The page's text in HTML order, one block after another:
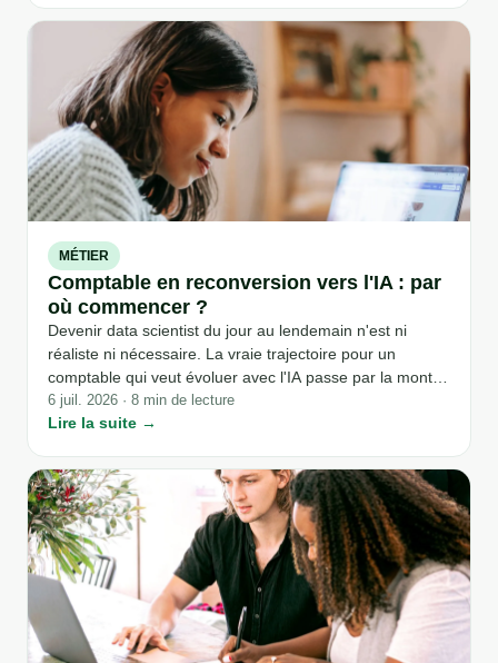
MÉTIER
Comptable en reconversion vers l'IA : par
où commencer ?
Devenir data scientist du jour au lendemain n'est ni
réaliste ni nécessaire. La vraie trajectoire pour un
comptable qui veut évoluer avec l'IA passe par la montée
en compétence dans son propre métier : comptable
augmenté, référent IA du service, contrôle de gestion
zéro.
6 juil. 2026 · 8 min de lecture
Lire la suite →